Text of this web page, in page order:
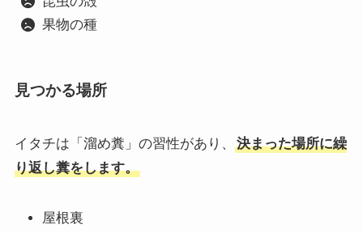
果物の種
見つかる場所
イタチは「溜め糞」の習性があり、
決まった場所に繰
り返し糞をします。
屋根裏